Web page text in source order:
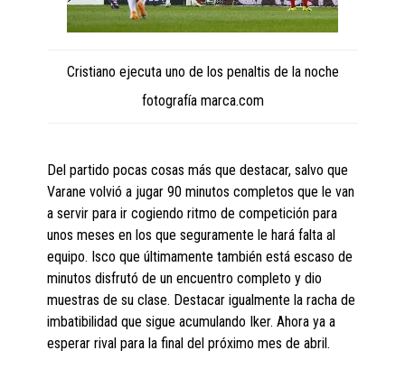
Cristiano ejecuta uno de los penaltis de la noche
fotografía marca.com
Del partido pocas cosas más que destacar, salvo que
Varane volvió a jugar 90 minutos completos que le van
a servir para ir cogiendo ritmo de competición para
unos meses en los que seguramente le hará falta al
equipo. Isco que últimamente también está escaso de
minutos disfrutó de un encuentro completo y dio
muestras de su clase. Destacar igualmente la racha de
imbatibilidad que sigue acumulando Iker. Ahora ya a
esperar rival para la final del próximo mes de abril.